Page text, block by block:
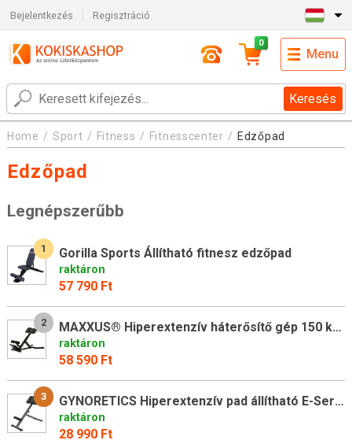
Bejelentkezés Regisztráció
Keresés
0
Menu
Home Sport Fitness Fitnesscenter Edzőpad
Edzőpad
Legnépszerűbb
1 Gorilla Sports Állítható fitnesz edzőpad
raktáron
57 790 Ft
2 MAXXUS® Hiperextenzív háterősítő gép 150 kg terhelhetőség
raktáron
58 590 Ft
3 GYNORETICS Hiperextenzív pad állítható E-Series 97 x 49 cm
raktáron
28 990 Ft